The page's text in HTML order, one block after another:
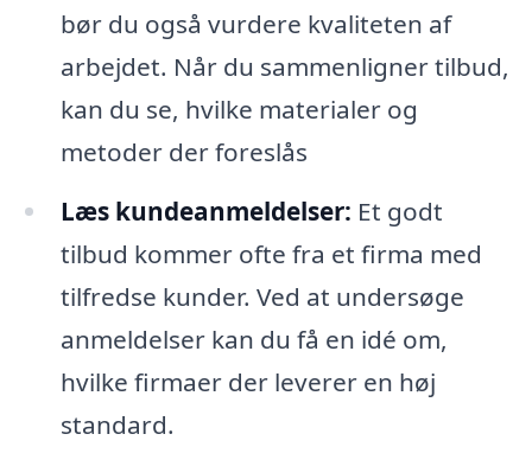
bør du også vurdere kvaliteten af
arbejdet. Når du sammenligner tilbud,
kan du se, hvilke materialer og
metoder der foreslås
Læs kundeanmeldelser: Et godt
tilbud kommer ofte fra et firma med
tilfredse kunder. Ved at undersøge
anmeldelser kan du få en idé om,
hvilke firmaer der leverer en høj
standard.